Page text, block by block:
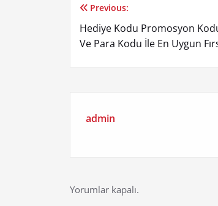
Yazı
gezinmesi
Previous:
Hediye Kodu Promosyon
Ve Para Kodu İle En Uygun
admin
Yorumlar kapalı.